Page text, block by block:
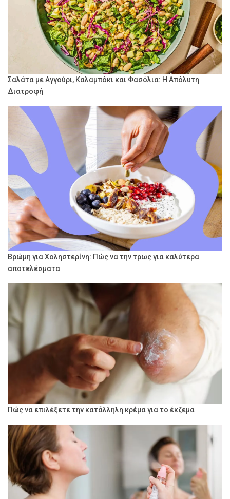
Σαλάτα με Αγγούρι, Καλαμπόκι και Φασόλια: Η Απόλυτη
Διατροφή
Βρώμη για Χοληστερίνη: Πώς να την τρως για καλύτερα
αποτελέσματα
Πώς να επιλέξετε την κατάλληλη κρέμα για το έκζεμα